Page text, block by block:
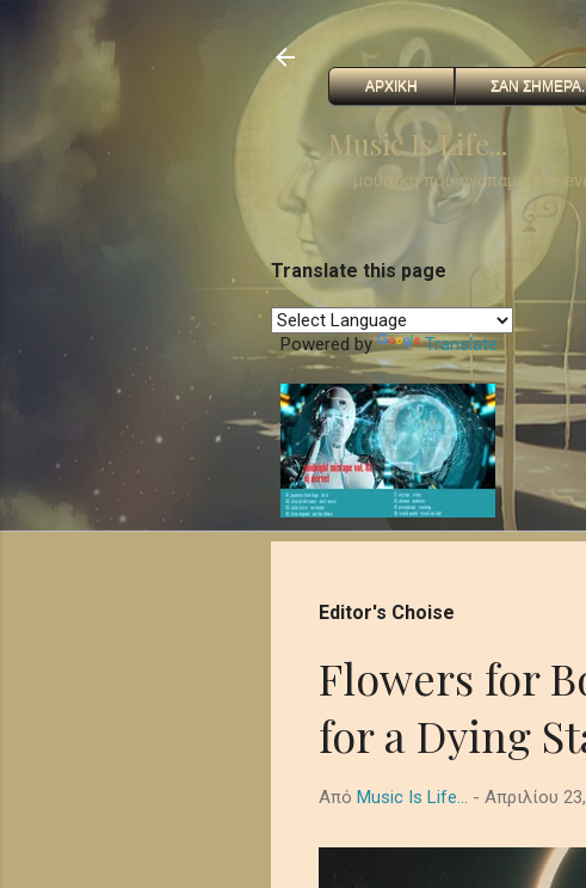
ΑΡΧΙΚΗ ΣΑΝ
Music Is Life...
. . . μουσικη που αγαπαμε, live
Translate this page
Powered by Translate
Editor's Choise
Flowers for
for a Dying
Από Music Is Life... - Απριλίου